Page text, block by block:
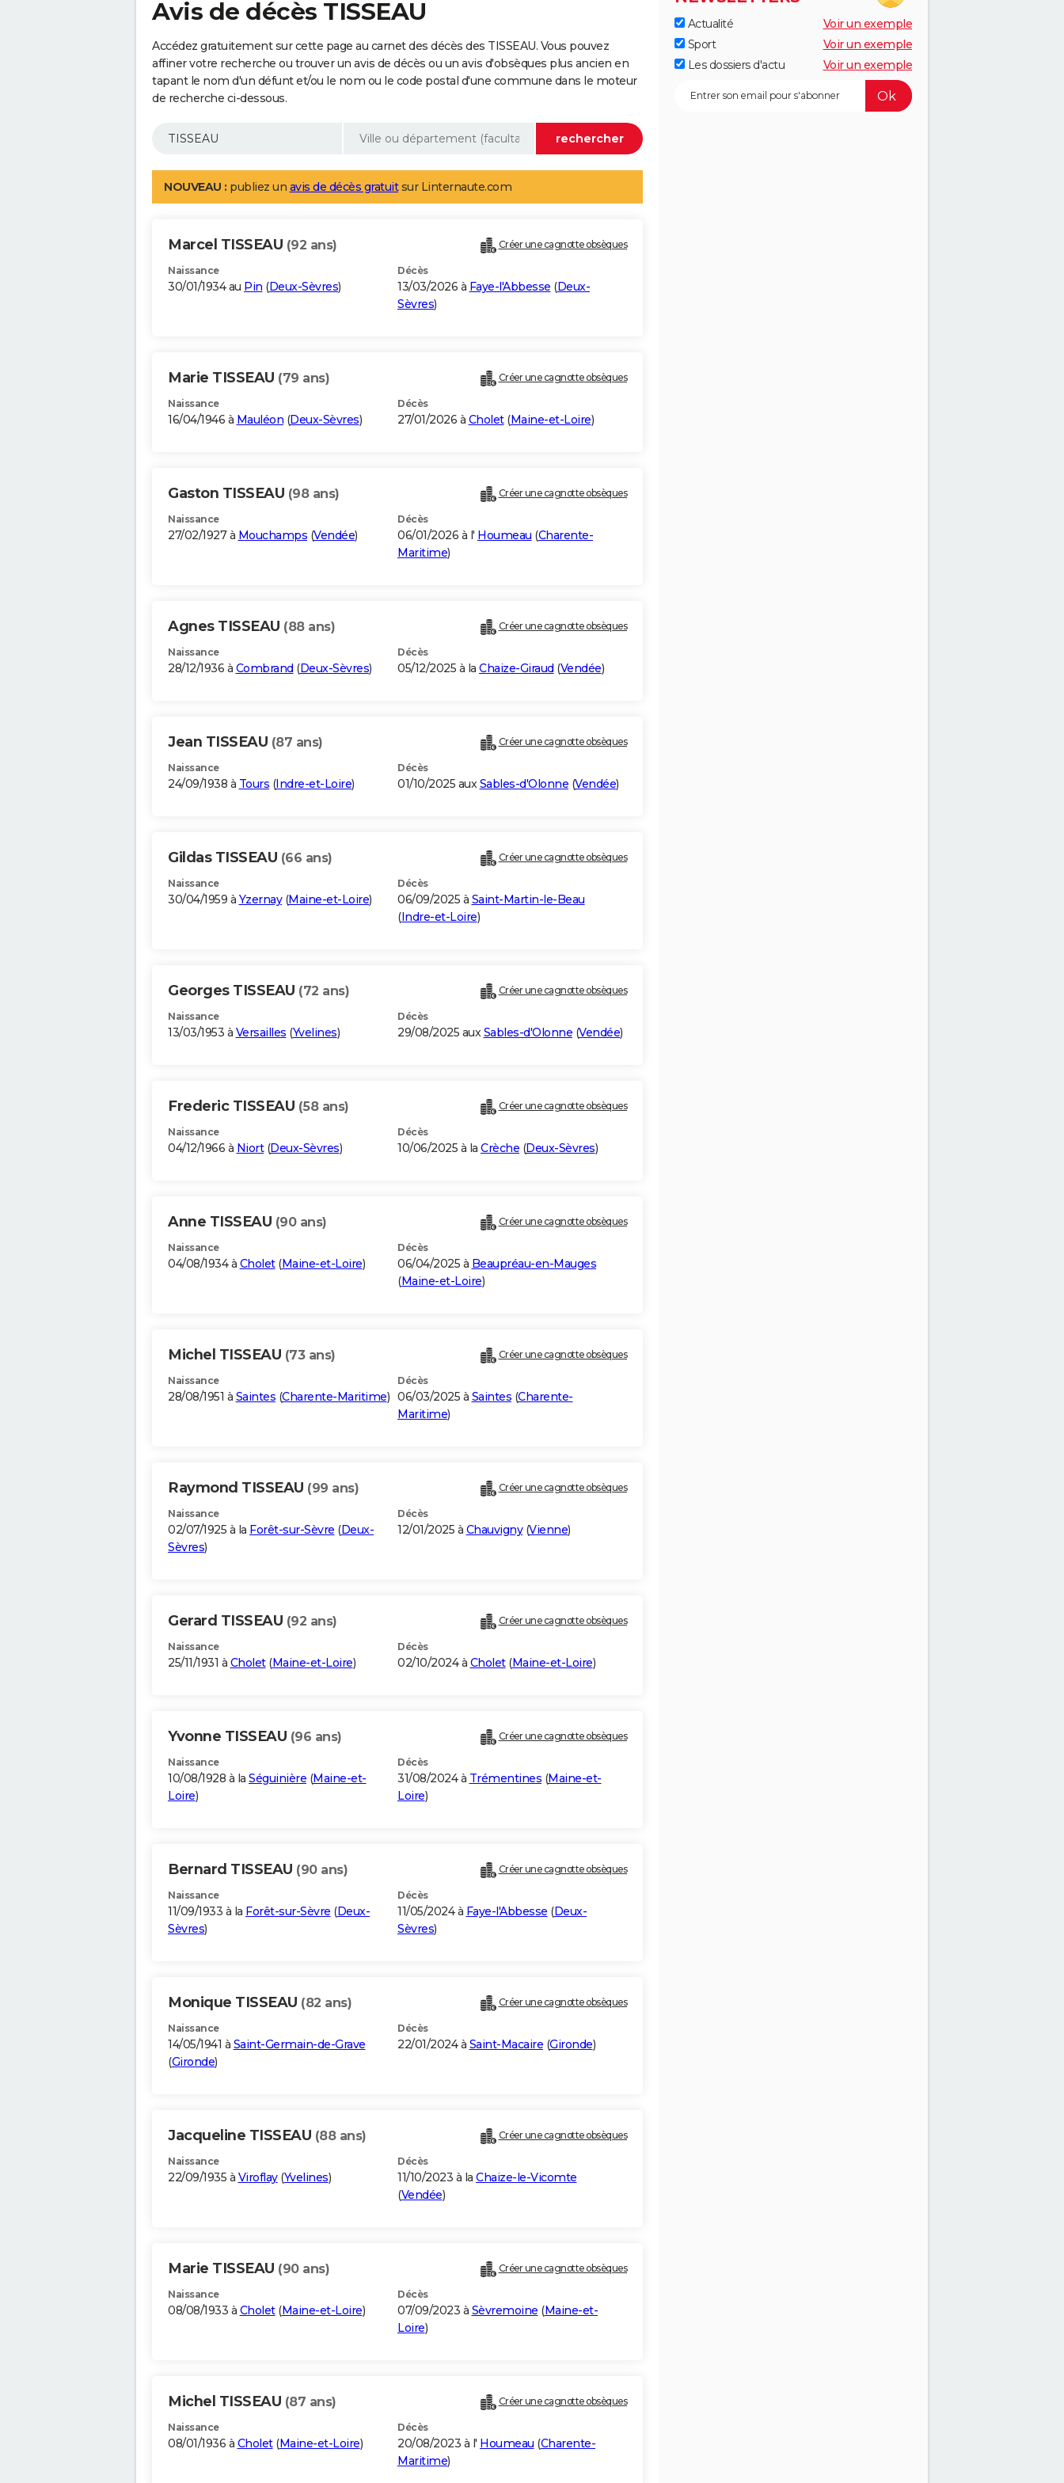
Avis de décès TISSEAU
Accédez gratuitement sur cette page au carnet des décès des TISSEAU. Vous pouvez
affiner votre recherche ou trouver un avis de décès ou un avis d'obsèques plus ancien en
tapant le nom d'un défunt et/ou le nom ou le code postal d'une commune dans le moteur
de recherche ci-dessous.
NOUVEAU : publiez un avis de décès gratuitsur Linternaute.com
Marcel TISSEAU (92 ans) Créer une cagnotte obsèques
Naissance
30/01/1934 au Pin (Deux-Sèvres)
Décès
13/03/2026 à Faye-l'Abbesse (Deux-
Sèvres)
Marie TISSEAU (79 ans) Créer une cagnotte obsèques
Naissance
16/04/1946 à Mauléon (Deux-Sèvres)
Décès
27/01/2026 à Cholet(Maine-et-Loire)
Gaston TISSEAU (98 ans) Créer une cagnotte obsèques
Naissance
27/02/1927 à Mouchamps (Vendée)
Décès
06/01/2026 à l' Houmeau (Charente-
Maritime)
Agnes TISSEAU (88 ans) Créer une cagnotte obsèques
Naissance
28/12/1936 à Combrand (Deux-Sèvres)
Décès
05/12/2025 à la Chaize-Giraud (Vendée)
Jean TISSEAU (87 ans) Créer une cagnotte obsèques
Naissance
24/09/1938 à Tours (Indre-et-Loire)
Décès
01/10/2025 auxSables-d'Olonne (Vendée)
Gildas TISSEAU (66 ans) Créer une cagnotte obsèques
Naissance
30/04/1959 à Yzernay(Maine-et-Loire)
Décès
06/09/2025 à Saint-Martin-le-Beau
(Indre-et-Loire)
Georges TISSEAU (72 ans) Créer une cagnotte obsèques
Naissance
13/03/1953 à Versailles (Yvelines)
Décès
29/08/2025 auxSables-d'Olonne (Vendée)
Frederic TISSEAU (58 ans) Créer une cagnotte obsèques
Naissance
04/12/1966 à Niort(Deux-Sèvres)
Décès
10/06/2025 à la Crèche (Deux-Sèvres)
Anne TISSEAU (90 ans) Créer une cagnotte obsèques
Naissance
04/08/1934 à Cholet(Maine-et-Loire)
Décès
06/04/2025 à Beaupréau-en-Mauges
(Maine-et-Loire)
Michel TISSEAU (73 ans) Créer une cagnotte obsèques
Naissance
28/08/1951 à Saintes (Charente-Maritime)
Décès
06/03/2025 à Saintes (Charente-
Maritime)
Raymond TISSEAU (99 ans) Créer une cagnotte obsèques
Naissance
02/07/1925 à la Forêt-sur-Sèvre (Deux-
Sèvres)
Décès
12/01/2025 à Chauvigny(Vienne)
Gerard TISSEAU (92 ans) Créer une cagnotte obsèques
Naissance
25/11/1931 à Cholet(Maine-et-Loire)
Décès
02/10/2024 à Cholet(Maine-et-Loire)
Yvonne TISSEAU (96 ans) Créer une cagnotte obsèques
Naissance
10/08/1928 à la Séguinière (Maine-et-
Loire)
Décès
31/08/2024 à Trémentines (Maine-et-
Loire)
Bernard TISSEAU (90 ans) Créer une cagnotte obsèques
Naissance
11/09/1933 à la Forêt-sur-Sèvre (Deux-
Sèvres)
Décès
11/05/2024 à Faye-l'Abbesse (Deux-
Sèvres)
Monique TISSEAU (82 ans) Créer une cagnotte obsèques
Naissance
14/05/1941 à Saint-Germain-de-Grave
(Gironde)
Décès
22/01/2024 à Saint-Macaire (Gironde)
Jacqueline TISSEAU (88 ans) Créer une cagnotte obsèques
Naissance
22/09/1935 à Viroflay(Yvelines)
Décès
11/10/2023 à la Chaize-le-Vicomte
(Vendée)
Marie TISSEAU (90 ans) Créer une cagnotte obsèques
Naissance
08/08/1933 à Cholet(Maine-et-Loire)
Décès
07/09/2023 à Sèvremoine (Maine-et-
Loire)
Michel TISSEAU (87 ans) Créer une cagnotte obsèques
Naissance
08/01/1936 à Cholet(Maine-et-Loire)
Décès
20/08/2023 à l' Houmeau (Charente-
Maritime)
Actualité
Voir un exemple
Sport
Voir un exemple
Les dossiers d'actu
Voir un exemple